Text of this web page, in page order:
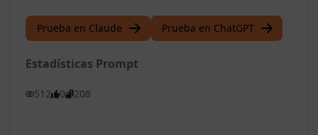
Prueba en Claude Prueba en ChatGPT
Estadísticas Prompt
512 0 208